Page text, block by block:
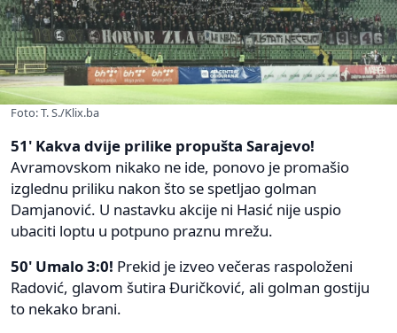
Foto: T. S./Klix.ba
51' Kakva dvije prilike propušta Sarajevo!
Avramovskom nikako ne ide, ponovo je promašio
izglednu priliku nakon što se spetljao golman
Damjanović. U nastavku akcije ni Hasić nije uspio
ubaciti loptu u potpuno praznu mrežu.
50' Umalo 3:0! Prekid je izveo večeras raspoloženi
Radović, glavom šutira Đuričković, ali golman gostiju
to nekako brani.